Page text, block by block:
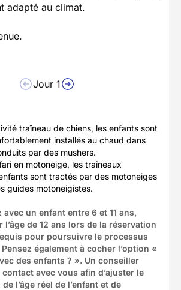
adapté au climat.
Jour 1
traîneau de chiens, les enfants sont
installés au chaud dans
par des mushers.
en motoneige, les traîneaux
sont tractés par des motoneiges
guides motoneigistes.
un enfant entre 6 et 11 ans,
de 12 ans lors de la réservation
pour poursuivre le processus
également à cocher l’option «
des enfants ? ». Un conseiller
avec vous afin d’ajuster le
l’âge réel de l’enfant et de